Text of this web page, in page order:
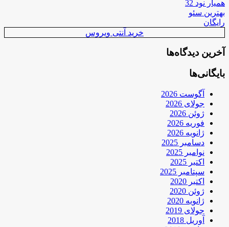
همیار نود 32
بهترین سئو
رایگان
خرید آنتی ویروس
آخرین دیدگاه‌ها
بایگانی‌ها
آگوست 2026
جولای 2026
ژوئن 2026
فوریه 2026
ژانویه 2026
دسامبر 2025
نوامبر 2025
اکتبر 2025
سپتامبر 2025
اکتبر 2020
ژوئن 2020
ژانویه 2020
جولای 2019
آوریل 2018